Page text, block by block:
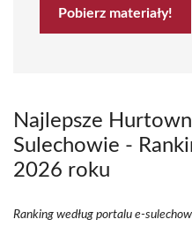
Pobierz materiały!
Najlepsze
Sulechowie -
2026 roku
Ranking według portalu e-